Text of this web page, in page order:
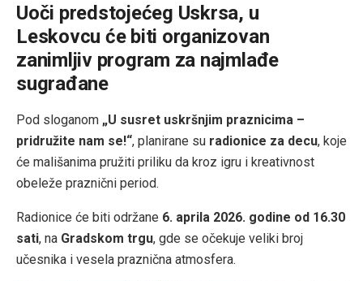
Uoči predstojećeg Uskrsa, u
Leskovcu će biti organizovan
zanimljiv program za najmlađe
sugrađane
Pod sloganom „U susret uskršnjim praznicima –
pridružite nam se!“, planirane su radionice za decu, koje
će mališanima pružiti priliku da kroz igru i kreativnost
obeleže praznični period.
Radionice će biti održane 6. aprila 2026. godine od 16.30
sati, na Gradskom trgu, gde se očekuje veliki broj
učesnika i vesela praznična atmosfera.